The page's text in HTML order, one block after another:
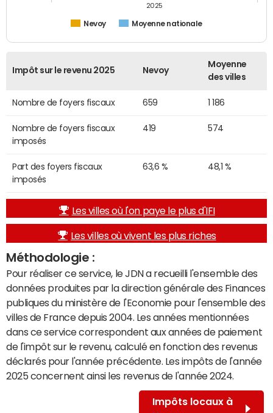
Nevoy Moyenne nationale
2025
Impôt sur le revenu 2025 Nevoy
Moyenne
des villes
Nombre de foyers fiscaux 659 1 186
Nombre de foyers fiscaux
imposés
419 574
Part des foyers fiscaux
imposés
63,6 % 48,1 %
Les villes où l'on paye le plus d'IFI
Les villes où vivent les plus riches
Méthodologie :
Pour réaliser ce service, le JDN a recueilli l'ensemble des
données produites par la direction générale des Finances
publiques du ministère de l'Economie pour l'ensemble des
villes de France depuis 2004. Les années mentionnées
dans ce service correspondent aux années de paiement
de l'impôt sur le revenu, calculé en fonction des revenus
déclarés pour l'année précédente. Les impôts de l'année
2025 concernent ainsi les revenus de l'année 2024.
Impôts locaux à